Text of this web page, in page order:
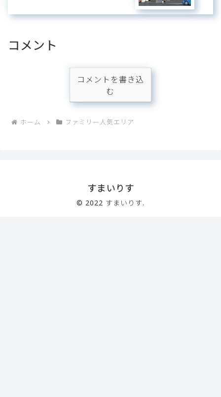
コメント
コメントを書き込
む
ホーム ファミリー人気エリア
すまいりす
© 2022 すまいりす.